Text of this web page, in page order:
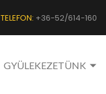
TELEFON: +36-52/614-160
GYÜLEKEZETÜNK